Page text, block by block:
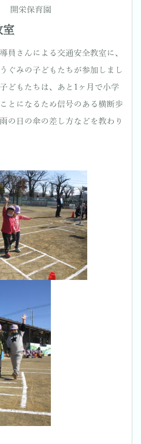
開栄保育園
室
員さんによる交通安全教室に、
ぐみの子どもたちが参加しまし
どもたちは、あと1ヶ月で小学
とになるため信号のある横断歩
の日の傘の差し方などを教わり